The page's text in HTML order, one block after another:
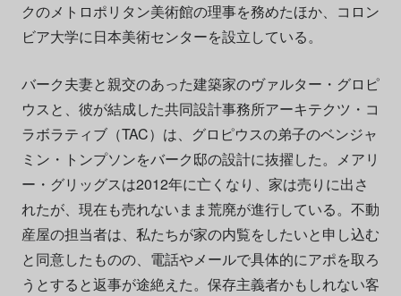
クのメトロポリタン美術館の理事を務めたほか、コロン
ビア大学に日本美術センターを設立している。
バーク夫妻と親交のあった建築家のヴァルター・グロピ
ウスと、彼が結成した共同設計事務所アーキテクツ・コ
ラボラティブ（TAC）は、グロピウスの弟子のベンジャ
ミン・トンプソンをバーク邸の設計に抜擢した。メアリ
ー・グリッグスは2012年に亡くなり、家は売りに出さ
れたが、現在も売れないまま荒廃が進行している。不動
産屋の担当者は、私たちが家の内覧をしたいと申し込む
と同意したものの、電話やメールで具体的にアポを取ろ
うとすると返事が途絶えた。保存主義者かもしれない客